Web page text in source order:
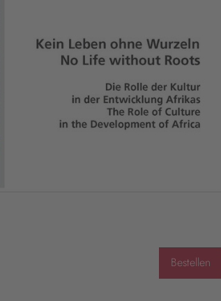
Bestellen